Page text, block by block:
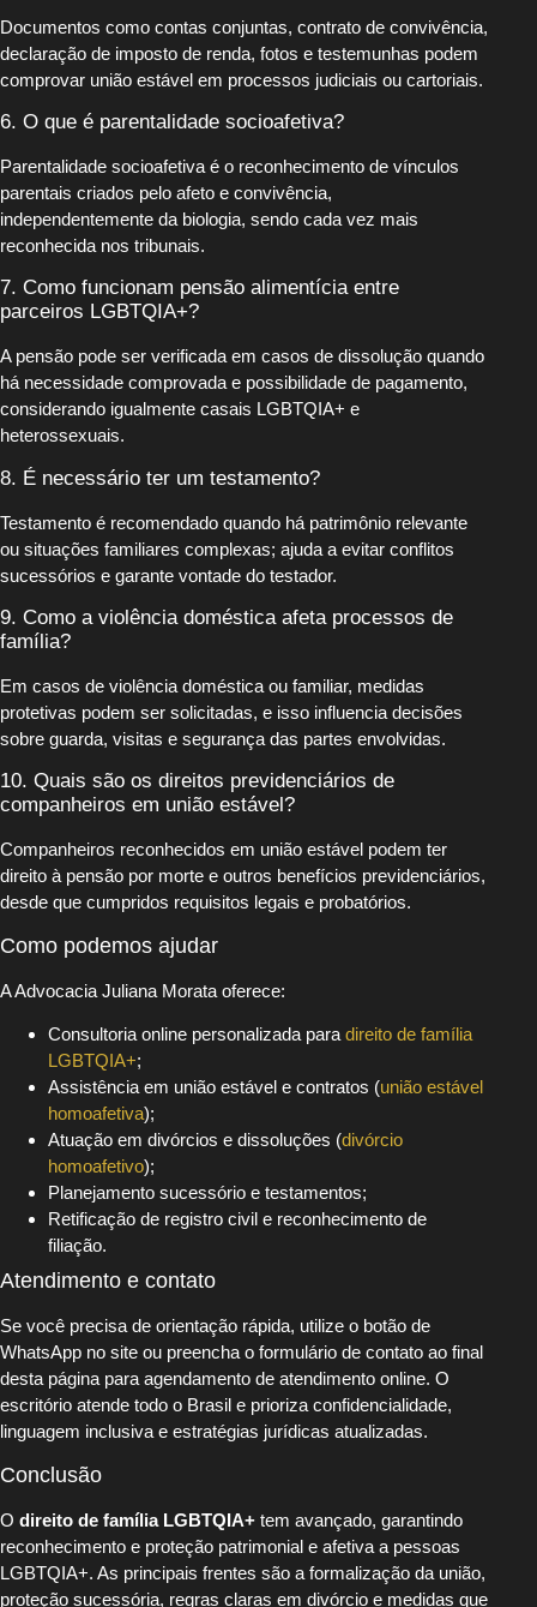
Documentos como contas conjuntas, contrato de convivência,
declaração de imposto de renda, fotos e testemunhas podem
comprovar união estável em processos judiciais ou cartoriais.
6. O que é parentalidade socioafetiva?
Parentalidade socioafetiva é o reconhecimento de vínculos
parentais criados pelo afeto e convivência,
independentemente da biologia, sendo cada vez mais
reconhecida nos tribunais.
7. Como funcionam pensão alimentícia entre
parceiros LGBTQIA+?
A pensão pode ser verificada em casos de dissolução quando
há necessidade comprovada e possibilidade de pagamento,
considerando igualmente casais LGBTQIA+ e
heterossexuais.
8. É necessário ter um testamento?
Testamento é recomendado quando há patrimônio relevante
ou situações familiares complexas; ajuda a evitar conflitos
sucessórios e garante vontade do testador.
9. Como a violência doméstica afeta processos de
família?
Em casos de violência doméstica ou familiar, medidas
protetivas podem ser solicitadas, e isso influencia decisões
sobre guarda, visitas e segurança das partes envolvidas.
10. Quais são os direitos previdenciários de
companheiros em união estável?
Companheiros reconhecidos em união estável podem ter
direito à pensão por morte e outros benefícios previdenciários,
desde que cumpridos requisitos legais e probatórios.
Como podemos ajudar
A Advocacia Juliana Morata oferece:
Consultoria online personalizada para direito de família
LGBTQIA+;
Assistência em união estável e contratos (união estável
homoafetiva);
Atuação em divórcios e dissoluções (divórcio
homoafetivo);
Planejamento sucessório e testamentos;
Retificação de registro civil e reconhecimento de
filiação.
Atendimento e contato
Se você precisa de orientação rápida, utilize o botão de
WhatsApp no site ou preencha o formulário de contato ao final
desta página para agendamento de atendimento online. O
escritório atende todo o Brasil e prioriza confidencialidade,
linguagem inclusiva e estratégias jurídicas atualizadas.
Conclusão
O direito de família LGBTQIA+ tem avançado, garantindo
reconhecimento e proteção patrimonial e afetiva a pessoas
LGBTQIA+. As principais frentes são a formalização da união,
proteção sucessória, regras claras em divórcio e medidas que